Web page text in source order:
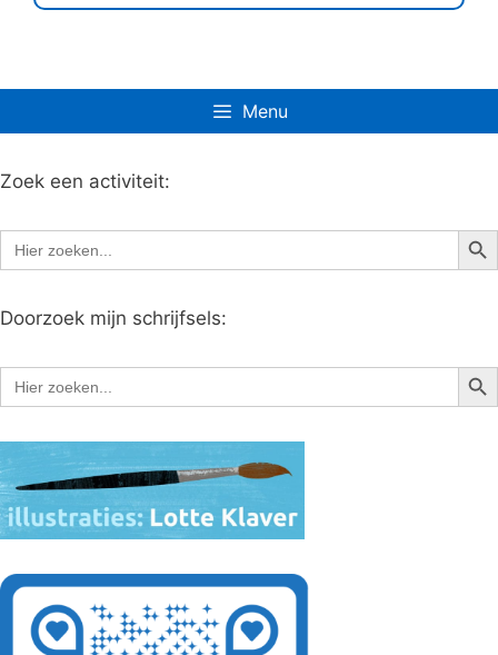
Menu
Zoek een activiteit:
Zoek
naar:
Doorzoek mijn schrijfsels:
Zoek
naar: